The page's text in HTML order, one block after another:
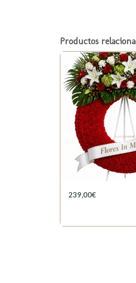
Productos
239,00€